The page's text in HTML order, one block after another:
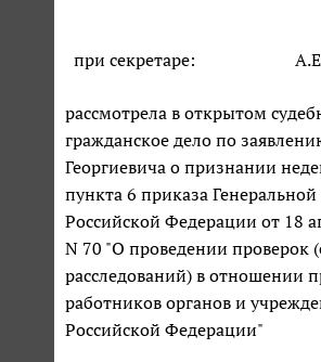
при секретаре:
рассмотрела в открытом
гражданское дело по
Георгиевича о признании
пункта 6 приказа
Российской Федерации от 18
N 70 "О проведении проверок
расследований) в отношении
работников органов и
Российской Федерации"